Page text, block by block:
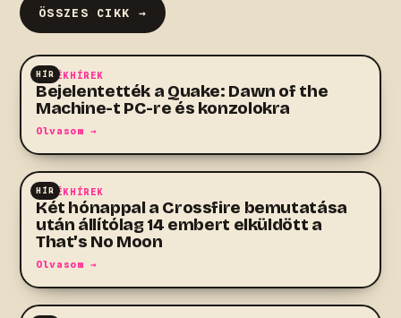
ÖSSZES CIKK →
HÍR
JÁTÉKHÍREK
Bejelentették a Quake: Dawn of the
Machine-t PC-re és konzolokra
Olvasom →
HÍR
JÁTÉKHÍREK
Két hónappal a Crossfire bemutatása
után állítólag 14 embert elküldött a
That’s No Moon
Olvasom →